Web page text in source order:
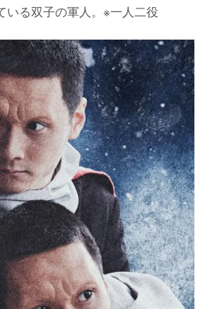
る双子の軍人。※一人二役